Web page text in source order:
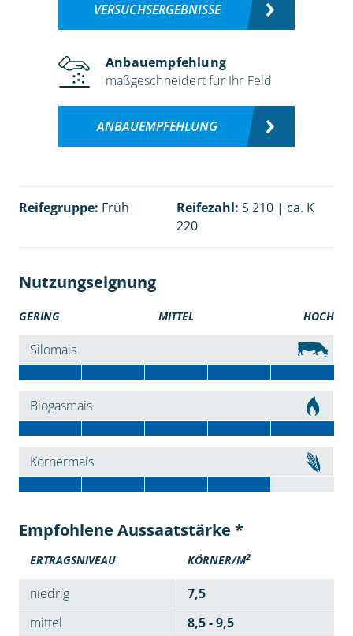
VERSUCHSERGEBNISSE
Anbauempfehlung
maßgeschneidert für Ihr Feld
ANBAUEMPFEHLUNG
Reifegruppe: Früh Reifezahl: S 210 | ca. K
220
Nutzungseignung
GERING MITTEL HOCH
Silomais
Biogasmais
Körnermais
Empfohlene Aussaatstärke *
ERTRAGSNIVEAU KÖRNER/M2
niedrig
7,5
mittel
8,5 - 9,5